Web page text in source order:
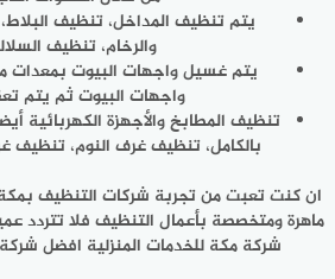
يتم تنظيف المداخل، تنظيف
والرخام، تنظيف
يتم غسيل واجهات البيوت
واجهات البيوت ثم يتم
تنظيف المطابخ والأجهزة الكهربائية
بالكامل، تنظيف غرف النوم، تنظيف
ان كنت تعبت من تجربة شركات التنظيف
ماهرة ومتخصصة بأعمال التنظيف فلا تتردد
شركة مكة للخدمات المنزلية افضل